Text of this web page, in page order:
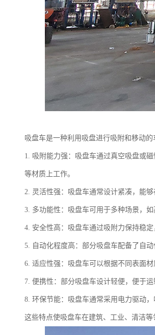
吸盘车是一种利用吸盘进行吸附和移动的
1. 吸附能力强：吸盘车通过真空吸盘或
等材质上工作。
2. 灵活性强：吸盘车通常设计紧凑，能
3. 多功能性：吸盘车可用于多种场景，
4. 安全性高：吸盘车通过吸附力保持稳
5. 自动化程度高：部分吸盘车配备了自
6. 适应性强：吸盘车可以根据不同表面
7. 便携性：部分吸盘车设计轻便，便于
8. 环保节能：吸盘车通常采用电力驱动，
这些特点使吸盘车在建筑、工业、清洁等